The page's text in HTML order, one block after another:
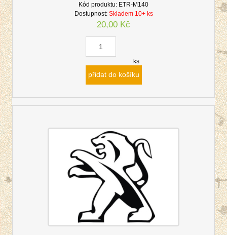
Kód produktu: ETR-M140
Dostupnost: Skladem 10+ ks
20,00 Kč
ks
přidat do košíku